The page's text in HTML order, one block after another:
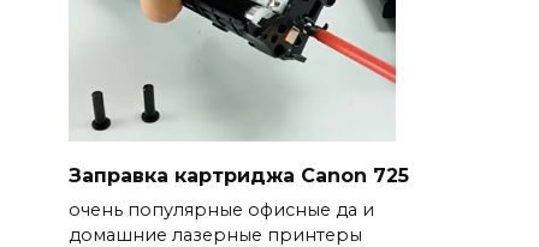
Заправка картриджа Canon 725
очень популярные офисные да и
домашние лазерные принтеры